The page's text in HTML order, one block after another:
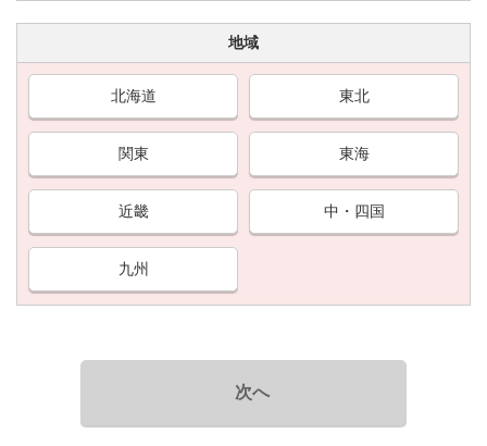
地域
北海道 東北
関東 東海
近畿 中・四国
九州
次へ